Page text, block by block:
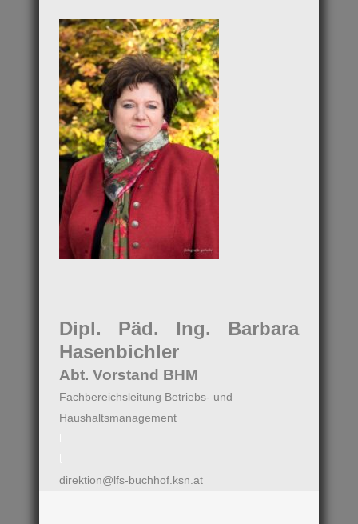
Dipl. Päd. Ing. Barbara
Hasenbichler
Abt. Vorstand BHM
Fachbereichsleitung Betriebs- und
Haushaltsmanagement
direktion@lfs-buchhof.ksn.at